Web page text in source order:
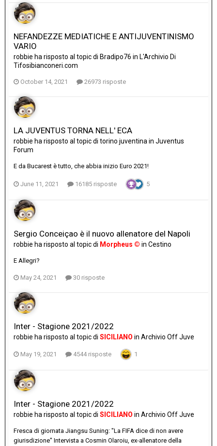
NEFANDEZZE MEDIATICHE E ANTIJUVENTINISMO
VARIO
robbie ha risposto al topic di Bradipo76 in L'Archivio Di
Tifosibianconeri.com
October 14, 2021 26973 risposte
LA JUVENTUS TORNA NELL' ECA
robbie ha risposto al topic di torino juventina in Juventus
Forum
E da Bucarest è tutto, che abbia inizio Euro 2021!
June 11, 2021 16185 risposte 5
Sergio Conceiçao è il nuovo allenatore del Napoli
robbie ha risposto al topic di Morpheus © in Cestino
E Allegri?
May 24, 2021 30 risposte
Inter - Stagione 2021/2022
robbie ha risposto al topic di SICILIANO in Archivio Off Juve
May 19, 2021 4544 risposte 1
Inter - Stagione 2021/2022
robbie ha risposto al topic di SICILIANO in Archivio Off Juve
Fresca di giornata Jiangsu Suning: "La FIFA dice di non avere
giurisdizione" Intervista a Cosmin Olaroiu, ex-allenatore della